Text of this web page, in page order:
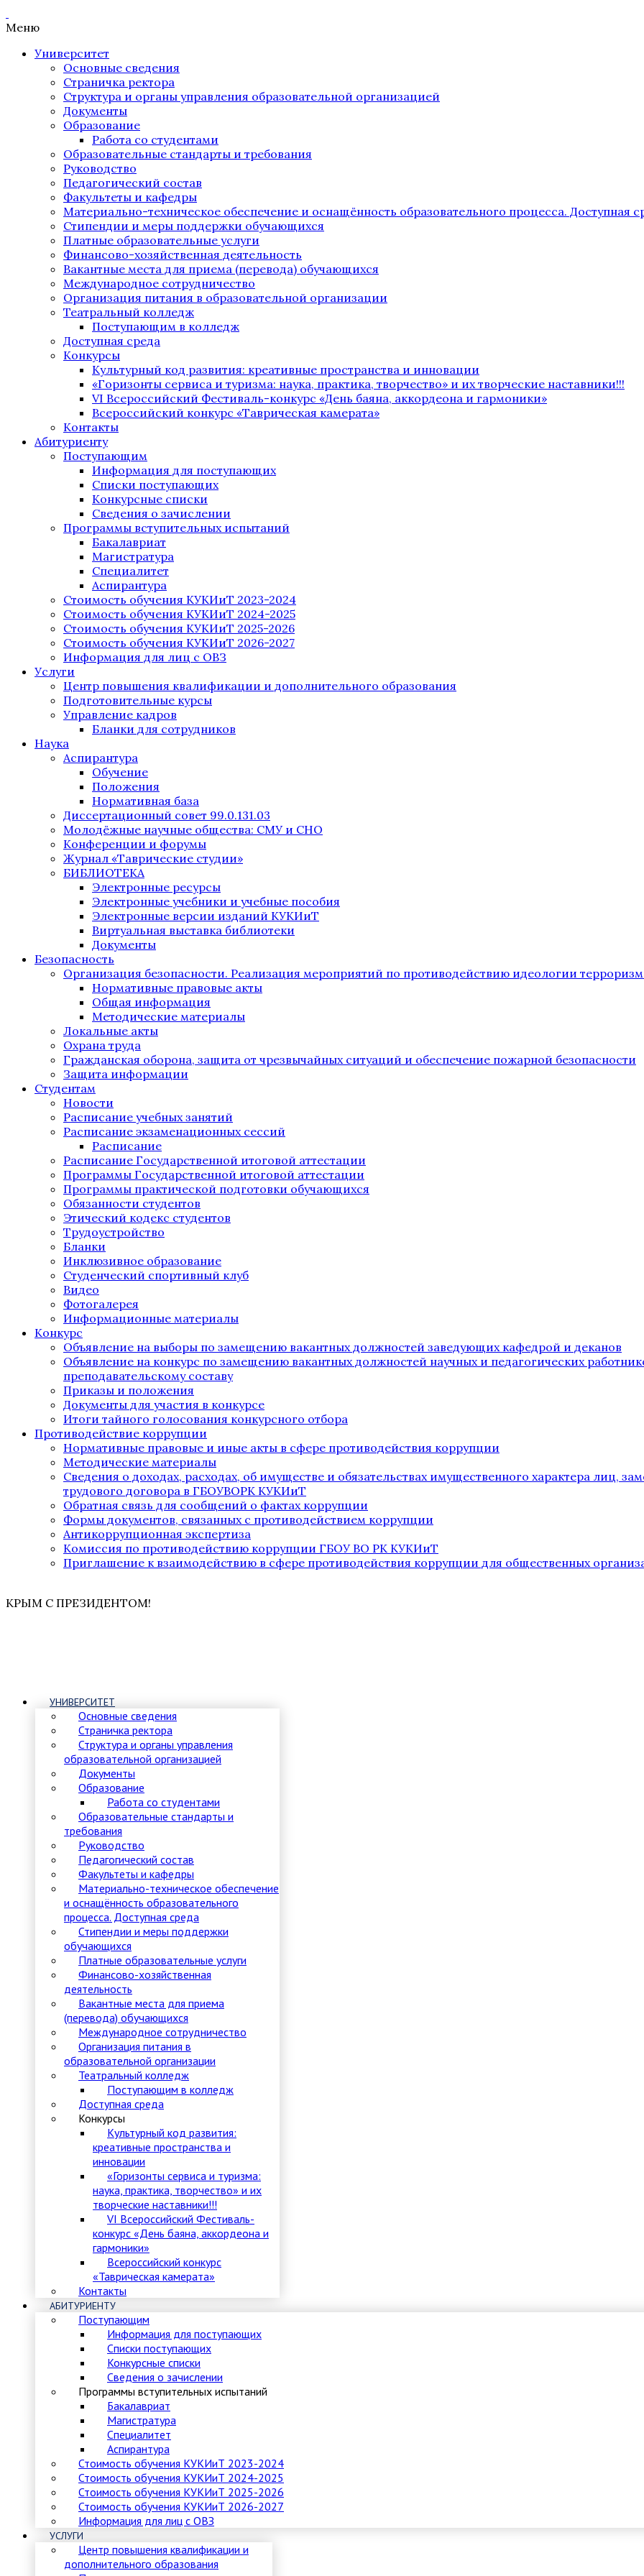
Меню
Университет
Основные сведения
Страничка ректора
Структура и органы управления образовательной организацией
Документы
Образование
Работа со студентами
Образовательные стандарты и требования
Руководство
Педагогический состав
Факультеты и кафедры
Материально-техническое обеспечение и оснащённость образовательного процесса. Доступная
Стипендии и меры поддержки обучающихся
Платные образовательные услуги
Финансово-хозяйственная деятельность
Вакантные места для приема (перевода) обучающихся
Международное сотрудничество
Организация питания в образовательной организации
Театральный колледж
Поступающим в колледж
Доступная среда
Конкурсы
Культурный код развития: креативные пространства и инновации
«Горизонты сервиса и туризма: наука, практика, творчество» и их творческие наставники!!!
VI Всероссийский Фестиваль-конкурс «День баяна, аккордеона и гармоники»
Всероссийский конкурс «Таврическая камерата»
Контакты
Абитуриенту
Поступающим
Информация для поступающих
Списки поступающих
Конкурсные списки
Сведения о зачислении
Программы вступительных испытаний
Бакалавриат
Магистратура
Специалитет
Аспирантура
Стоимость обучения КУКИиТ 2023-2024
Стоимость обучения КУКИиТ 2024-2025
Стоимость обучения КУКИиТ 2025-2026
Стоимость обучения КУКИиТ 2026-2027
Информация для лиц с ОВЗ
Услуги
Центр повышения квалификации и дополнительного образования
Подготовительные курсы
Управление кадров
Бланки для сотрудников
Наука
Аспирантура
Обучение
Положения
Нормативная база
Диссертационный совет 99.0.131.03
Молодёжные научные общества: СМУ и СНО
Конференции и форумы
Журнал «Таврические студии»
БИБЛИОТЕКА
Электронные ресурсы
Электронные учебники и учебные пособия
Электронные версии изданий КУКИиТ
Виртуальная выставка библиотеки
Документы
Безопасность
Организация безопасности. Реализация мероприятий по противодействию идеологии
Нормативные правовые акты
Общая информация
Методические материалы
Локальные акты
Охрана труда
Гражданская оборона, защита от чрезвычайных ситуаций и обеспечение пожарной безопасности
Защита информации
Студентам
Новости
Расписание учебных занятий
Расписание экзаменационных сессий
Расписание
Расписание Государственной итоговой аттестации
Программы Государственной итоговой аттестации
Программы практической подготовки обучающихся
Обязанности студентов
Этический кодекс студентов
Трудоустройство
Бланки
Инклюзивное образование
Студенческий спортивный клуб
Видео
Фотогалерея
Информационные материалы
Конкурс
Объявление на выборы по замещению вакантных должностей заведующих кафедрой и деканов
Объявление на конкурс по замещению вакантных должностей научных и педагогических
преподавательскому составу
Приказы и положения
Документы для участия в конкурсе
Итоги тайного голосования конкурсного отбора
Противодействие коррупции
Нормативные правовые и иные акты в сфере противодействия коррупции
Методические материалы
Сведения о доходах, расходах, об имуществе и обязательствах имущественного характера лиц,
трудового договора в ГБОУВОРК КУКИиТ
Обратная связь для сообщений о фактах коррупции
Формы документов, связанных с противодействием коррупции
Антикоррупционная экспертиза
Комиссия по противодействию коррупции ГБОУ ВО РК КУКИиТ
Приглашение к взаимодействию в сфере противодействия коррупции для общественных
КРЫМ С ПРЕЗИДЕНТОМ!
УНИВЕРСИТЕТ
Основные сведения
Страничка ректора
Структура и органы управления
образовательной организацией
Документы
Образование
Работа со студентами
Образовательные стандарты и
требования
Руководство
Педагогический состав
Факультеты и кафедры
Материально-техническое обеспечение
и оснащённость образовательного
процесса. Доступная среда
Стипендии и меры поддержки
обучающихся
Платные образовательные услуги
Финансово-хозяйственная
деятельность
Вакантные места для приема
(перевода) обучающихся
Международное сотрудничество
Организация питания в
образовательной организации
Театральный колледж
Поступающим в колледж
Доступная среда
Конкурсы
Культурный код развития:
креативные пространства и
инновации
«Горизонты сервиса и туризма:
наука, практика, творчество» и их
творческие наставники!!!
VI Всероссийский Фестиваль-
конкурс «День баяна, аккордеона и
гармоники»
Всероссийский конкурс
«Таврическая камерата»
Контакты
АБИТУРИЕНТУ
Поступающим
Информация для поступающих
Списки поступающих
Конкурсные списки
Сведения о зачислении
Программы вступительных испытаний
Бакалавриат
Магистратура
Специалитет
Аспирантура
Стоимость обучения КУКИиТ 2023-2024
Стоимость обучения КУКИиТ 2024-2025
Стоимость обучения КУКИиТ 2025-2026
Стоимость обучения КУКИиТ 2026-2027
Информация для лиц с ОВЗ
УСЛУГИ
Центр повышения квалификации и
дополнительного образования